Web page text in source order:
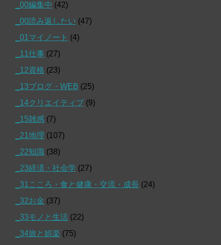
_00編集中 (42)
_00読み返したい (47)
_01マイノート (4)
_11仕事 (27)
_12資格 (23)
_13ブログ・WEB (25)
_14クリエイティブ (9)
_15雑感 (7)
_21地理 (107)
_22知識 (38)
_23経済・社会学 (27)
_31こころ・食と健康・交流・成長 (24)
_32お金 (37)
_33モノと生活 (22)
_34旅と娯楽 (75)